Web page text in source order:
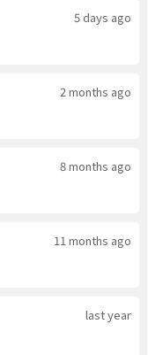
對好人的發言層和邏
，也只能靠玩家多練
說只依靠預言家給資
跳預言家是主流玩法
5 days ago
2 months ago
8 months ago
11 months ago
last year